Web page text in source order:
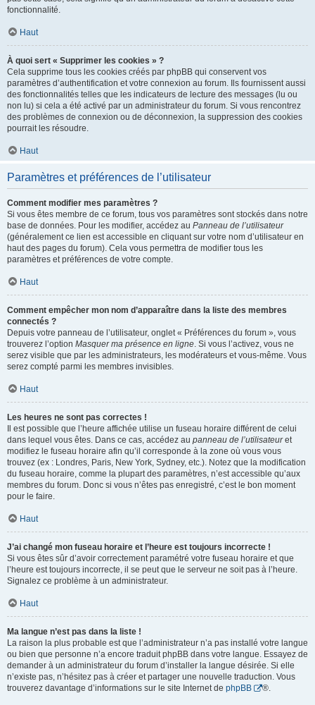
fonctionnalité.
Haut
À quoi sert « Supprimer les cookies » ?
Cela supprime tous les cookies créés par phpBB qui conservent vos
paramètres d’authentification et votre connexion au forum. Ils fournissent aussi
des fonctionnalités telles que les indicateurs de lecture des messages (lu ou
non lu) si cela a été activé par un administrateur du forum. Si vous rencontrez
des problèmes de connexion ou de déconnexion, la suppression des cookies
pourrait les résoudre.
Haut
Paramètres et préférences de l’utilisateur
Comment modifier mes paramètres ?
Si vous êtes membre de ce forum, tous vos paramètres sont stockés dans notre
base de données. Pour les modifier, accédez au Panneau de l’utilisateur
(généralement ce lien est accessible en cliquant sur votre nom d’utilisateur en
haut des pages du forum). Cela vous permettra de modifier tous les
paramètres et préférences de votre compte.
Haut
Comment empêcher mon nom d’apparaître dans la liste des membres
connectés ?
Depuis votre panneau de l’utilisateur, onglet « Préférences du forum », vous
trouverez l’option Masquer ma présence en ligne. Si vous l’activez, vous ne
serez visible que par les administrateurs, les modérateurs et vous-même. Vous
serez compté parmi les membres invisibles.
Haut
Les heures ne sont pas correctes !
Il est possible que l’heure affichée utilise un fuseau horaire différent de celui
dans lequel vous êtes. Dans ce cas, accédez au panneau de l’utilisateuret
modifiez le fuseau horaire afin qu’il corresponde à la zone où vous vous
trouvez (ex : Londres, Paris, New York, Sydney, etc.). Notez que la modification
du fuseau horaire, comme la plupart des paramètres, n’est accessible qu’aux
membres du forum. Donc si vous n’êtes pas enregistré, c’est le bon moment
pour le faire.
Haut
J’ai changé mon fuseau horaire et l’heure est toujours incorrecte !
Si vous êtes sûr d’avoir correctement paramétré votre fuseau horaire et que
l’heure est toujours incorrecte, il se peut que le serveur ne soit pas à l’heure.
Signalez ce problème à un administrateur.
Haut
Ma langue n’est pas dans la liste !
La raison la plus probable est que l’administrateur n’a pas installé votre langue
ou bien que personne n’a encore traduit phpBB dans votre langue. Essayez de
demander à un administrateur du forum d’installer la langue désirée. Si elle
n’existe pas, n’hésitez pas à créer et partager une nouvelle traduction. Vous
trouverez davantage d’informations sur le site Internet de phpBB ®.